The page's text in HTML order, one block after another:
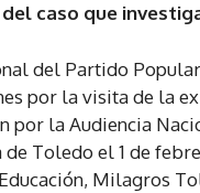
caso que
del Partido
por la visita de la
por la Audiencia
Toledo el 1 de
Milagros